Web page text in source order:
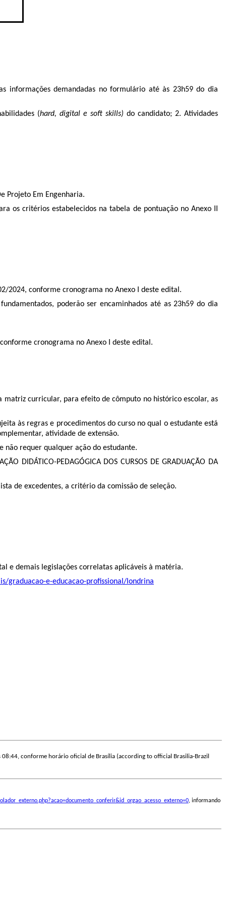
informações demandadas no formulário até às 23h59 do dia
(hard, digital e soft skills) do candidato; 2. Atividades
Projeto Em Engenharia.
os critérios estabelecidos na tabela de pontuação no Anexo II
2024, conforme cronograma no Anexo I deste edital.
poderão ser encaminhados até as 23h59 do dia
cronograma no Anexo I deste edital.
curricular, para efeito de cômputo no histórico escolar, as
às regras e procedimentos do curso no qual o estudante está
atividade de extensão.
não requer qualquer ação do estudante.
DIDÁTICO-PEDAGÓGICA DOS CURSOS DE GRADUAÇÃO DA
de excedentes, a critério da comissão de seleção.
e demais legislações correlatas aplicáveis à matéria.
graduacao-e-educacao-profissional/londrina
conforme horário oficial de Brasília (according to official Brasilia-Brazil
, informando